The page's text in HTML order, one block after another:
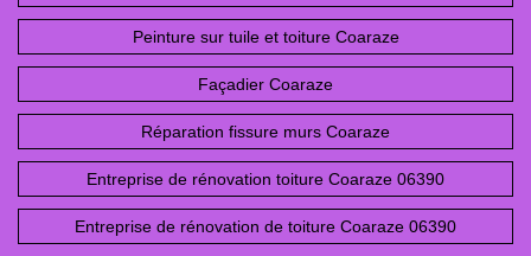
Peinture sur tuile et toiture Coaraze
Façadier Coaraze
Réparation fissure murs Coaraze
Entreprise de rénovation toiture Coaraze 06390
Entreprise de rénovation de toiture Coaraze 06390